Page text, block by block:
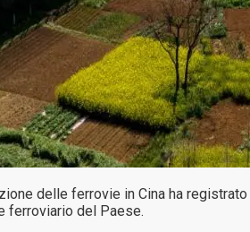
delle ferrovie in Cina ha
ferroviario del Paese.